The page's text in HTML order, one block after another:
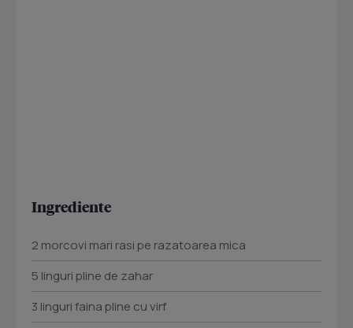
Ingrediente
2 morcovi mari rasi pe razatoarea mica
5 linguri pline de zahar
3 linguri faina pline cu virf